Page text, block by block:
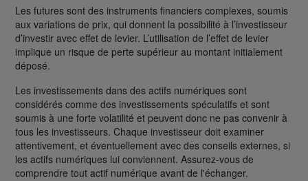
Les futures sont des instruments financiers complexes, soumis
aux variations de prix, qui donnent la possibilité à l’investisseur
d’investir avec effet de levier. L’utilisation de l’effet de levier
implique un risque de perte supérieur au montant initialement
déposé.
Les investissements dans des actifs numériques sont
considérés comme des investissements spéculatifs et sont
soumis à une forte volatilité et peuvent donc ne pas convenir à
tous les investisseurs. Chaque investisseur doit examiner
attentivement, et éventuellement avec des conseils externes, si
les actifs numériques lui conviennent. Assurez-vous de
comprendre tout actif numérique avant de l'échanger.